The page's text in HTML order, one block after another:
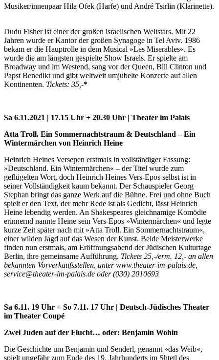
Musiker/innenpaar Hila Ofek (Harfe) und André Tsirlin (Klarinette).
Dudu Fisher ist einer der großen israelischen Weltstars. Mit 22
Jahren wurde er Kantor der großen Synagoge in Tel Aviv. 1986
bekam er die Hauptrolle in dem Musical »Les Miserables«. Es
wurde die am längsten gespielte Show Israels. Er spielte am
Broadway und im Westend, sang vor der Queen, Bill Clinton und
Papst Benedikt und gibt weltweit umjubelte Konzerte auf allen
Kontinenten. Tickets: 35,-*
Sa 6.11.2021 | 17.15 Uhr + 20.30 Uhr | Theater im Palais
Atta Troll. Ein Sommernachtstraum & Deutschland – Ein
Wintermärchen von Heinrich Heine
Heinrich Heines Versepen erstmals in vollständiger Fassung:
»Deutschland. Ein Wintermärchen« – der Titel wurde zum
geflügelten Wort, doch Heinrich Heines Vers-Epos selbst ist in
seiner Vollständigkeit kaum bekannt. Der Schauspieler Georg
Stephan bringt das ganze Werk auf die Bühne. Frei und ohne Buch
spielt er den Text, der mehr Rede ist als Gedicht, lässt Heinrich
Heine lebendig werden. An Shakespeares gleichnamige Komödie
erinnernd nannte Heine sein Vers-Epos »Wintermärchen« und legte
kurze Zeit später nach mit »Atta Troll. Ein Sommernachtstraum«,
einer wilden Jagd auf das Wesen der Kunst. Beide Meisterwerke
finden nun erstmals, am Eröffnungsabend der Jüdischen Kulturtage
Berlin, ihre gemeinsame Aufführung. Tickets 25,-/erm. 12,- an allen
bekannten Vorverkaufsstellen, unter www.theater-im-palais.de,
service@theater-im-palais.de oder (030) 2010693
Sa 6.11. 19 Uhr + So 7.11. 17 Uhr | Deutsch-Jüdisches Theater
im Theater Coupé
Zwei Juden auf der Flucht… oder: Benjamin Wohin
Die Geschichte um Benjamin und Senderl, genannt »das Weib«,
spielt ungefähr zum Ende des 19. Jahrhunderts im Shtetl des